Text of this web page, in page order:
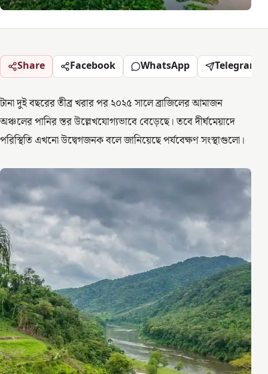
Share Facebook WhatsApp Telegram
টানা দুই বছরের তীব্র খরার পর ২০২৫ সালে ব্রাজিলের আমাজন
অঞ্চলের পানির স্তর উল্লেখযোগ্যভাবে বেড়েছে। তবে দীর্ঘমেয়াদে
পরিস্থিতি এখনো উদ্বেগজনক বলে জানিয়েছে পর্যবেক্ষণ সংস্থাগুলো।